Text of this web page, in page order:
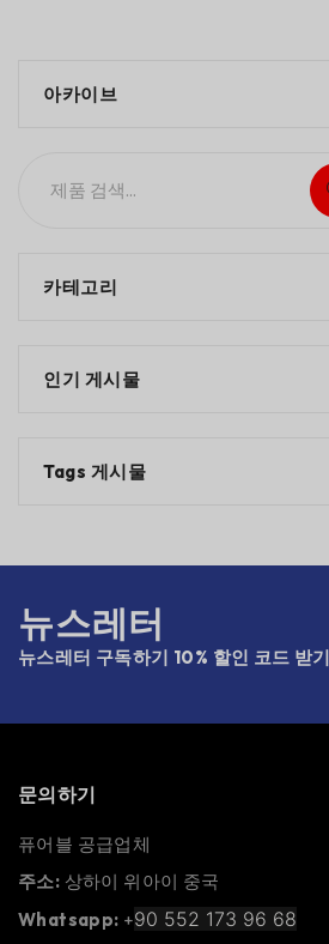
아카이브
카테고리
인기 게시물
Tags 게시물
뉴스레터
뉴스레터 구독하기 10% 할인 코드 받기
문의하기
퓨어블 공급업체
주소: 상하이 위아이 중국
Whatsapp: +90 552 173 96 68